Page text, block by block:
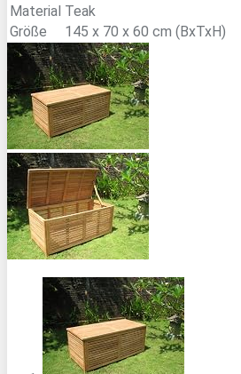
Material Teak
Größe
145 x 70 x 60 cm (BxTxH)